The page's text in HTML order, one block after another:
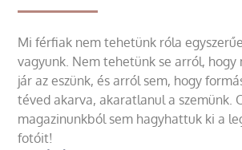
Mi férfiak nem tehetünk róla
vagyunk. Nem tehetünk se arról, hogy
jár az eszünk, és arról sem, hogy
téved akarva, akaratlanul a szemünk.
magazinunkból sem hagyhattuk ki a
fotóit!